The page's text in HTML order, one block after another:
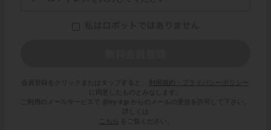
会員登録をクリックまたはタップすると、
利用規約・プライバシーポリシー
に同意したものとみなします。
ご利用のメールサービスで @try-it.jp からのメールの受信を許可して下さい。
詳しくは
こちら
をご覧ください。